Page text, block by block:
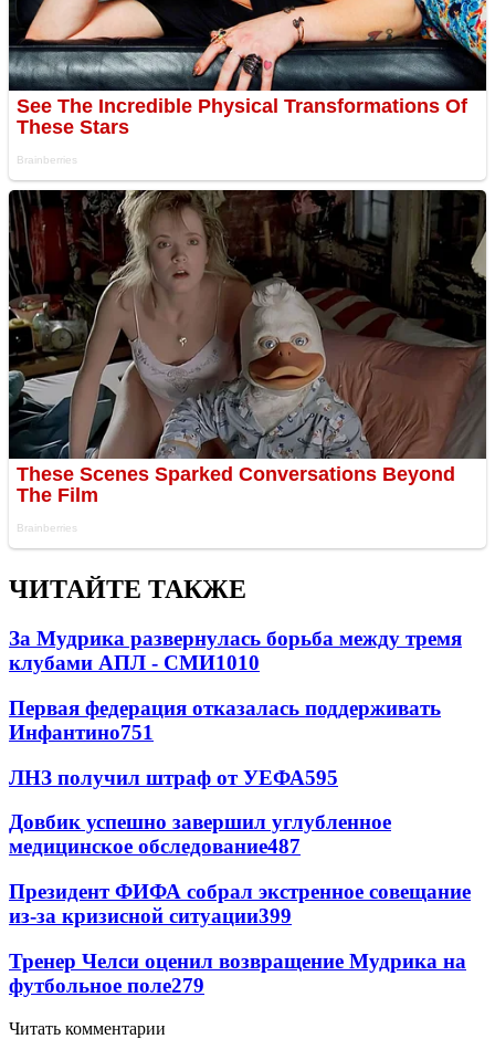
ЧИТАЙТЕ ТАКЖЕ
За Мудрика развернулась борьба между тремя
клубами АПЛ - СМИ1010
Первая федерация отказалась поддерживать
Инфантино751
ЛНЗ получил штраф от УЕФА595
Довбик успешно завершил углубленное
медицинское обследование487
Президент ФИФА собрал экстренное совещание
из-за кризисной ситуации399
Тренер Челси оценил возвращение Мудрика на
футбольное поле279
Читать комментарии